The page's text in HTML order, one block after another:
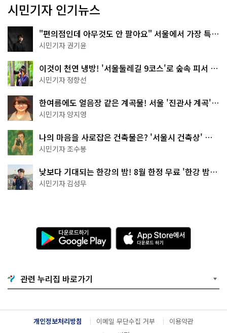
시민기자 인기뉴스
"편의점인데 아무것도 안 팔아요" 서울에서 가장 특별
한 편의점의 정체
시민기자 권기윤
이것이 천연 냉방! '서울둘레길 9코스'로 숲속 피서 떠
나볼까
시민기자 정향선
한여름에도 얼음장 같은 계곡물! 서울 '진관사 계곡'이
천국이네~
시민기자 양지영
나의 마음을 사로잡은 건축물은? '서울시 건축상' 수
상작 공개!
시민기자 조수봉
낮보다 기대되는 한강의 밤! 8월 한정 무료 '한강 밤
핑' 예약은?
시민기자 김성무
다
운
로
기
G
o
g
l
e
A
p
p
e
서
다
운
관련 누리집 바로가기
개인정보처리방침 이메일 무단수집 거부
이용약관